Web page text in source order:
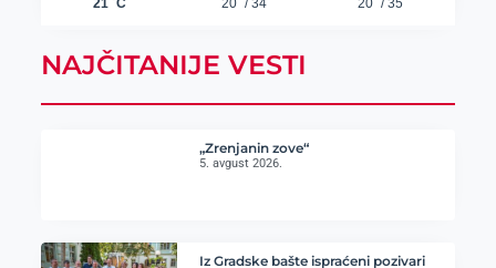
NAJČITANIJE VESTI
„Zrenjanin zove“
5. avgust 2026.
Iz Gradske bašte ispraćeni pozivari